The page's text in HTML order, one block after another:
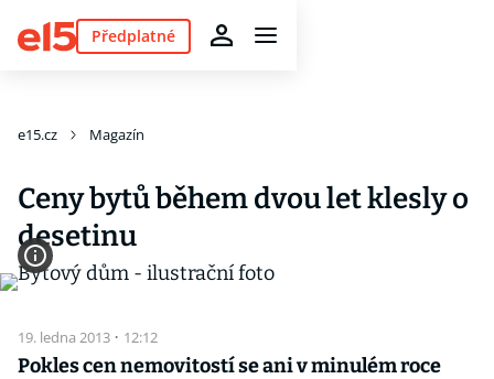
Předplatné
e15.cz Magazín
Ceny bytů během dvou let klesly o
desetinu
19. ledna 2013 · 12:12
Pokles cen nemovitostí se ani v minulém roce